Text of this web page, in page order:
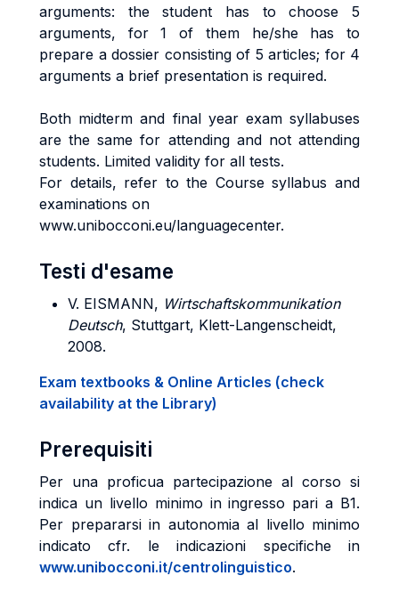
arguments: the student has to choose 5
arguments, for 1 of them he/she has to
prepare a dossier consisting of 5 articles; for 4
arguments a brief presentation is required.
Both midterm and final year exam syllabuses
are the same for attending and not attending
students. Limited validity for all tests.
For details, refer to the Course syllabus and
examinations on
www.unibocconi.eu/languagecenter.
Testi d'esame
V. EISMANN, Wirtschaftskommunikation
Deutsch, Stuttgart, Klett-Langenscheidt,
2008.
Exam textbooks & Online Articles (check
availability at the Library)
Prerequisiti
Per una proficua partecipazione al corso si
indica un livello minimo in ingresso pari a B1.
Per prepararsi in autonomia al livello minimo
indicato cfr. le indicazioni specifiche in
www.unibocconi.it/centrolinguistico.